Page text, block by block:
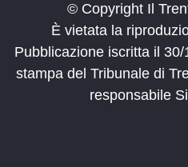
© Copyright Il
È vietata la
Pubblicazione iscritta il
stampa del Tribunale di
responsabile